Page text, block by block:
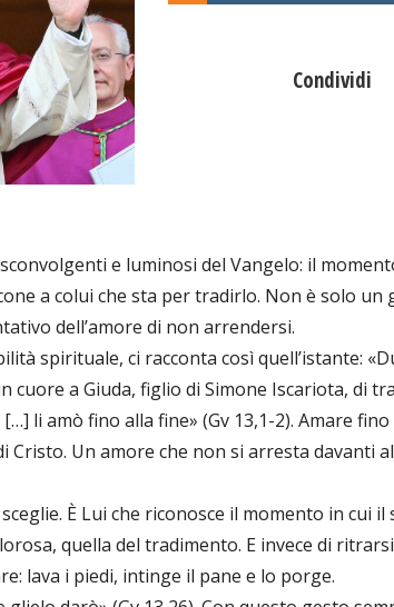
Condividi
e luminosi del Vangelo: il
a colui che sta per tradirlo. Non è solo un
dell’amore di non arrendersi.
spirituale, ci racconta così quell’istante:
cuore a Giuda, figlio di Simone Iscariota, di
li amò fino alla fine» (Gv 13,1-2). Amare fino
Cristo. Un amore che non si arresta davanti
È Lui che riconosce il momento in cui il
quella del tradimento. E invece di
lava i piedi, intinge il pane e lo porge.